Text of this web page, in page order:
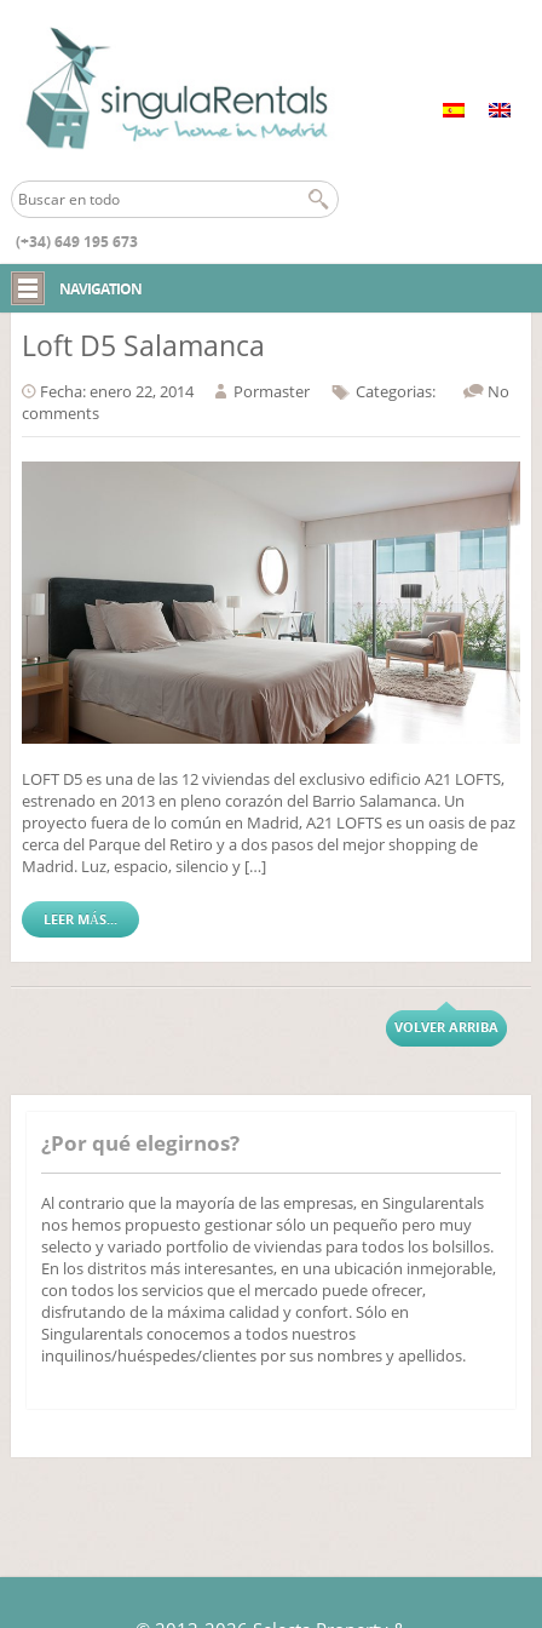
(+34) 649 195 673
NAVIGATION
Loft D5 Salamanca
Fecha: enero 22, 2014 Pormaster Categorias:
No
comments
LOFT D5 es una de las 12 viviendas del exclusivo edificio A21 LOFTS,
estrenado en 2013 en pleno corazón del Barrio Salamanca. Un
proyecto fuera de lo común en Madrid, A21 LOFTS es un oasis de paz
cerca del Parque del Retiro y a dos pasos del mejor shopping de
Madrid. Luz, espacio, silencio y […]
LEER MÁS...
VOLVER ARRIBA
¿Por qué elegirnos?
Al contrario que la mayoría de las empresas, en Singularentals
nos hemos propuesto gestionar sólo un pequeño pero muy
selecto y variado portfolio de viviendas para todos los bolsillos.
En los distritos más interesantes, en una ubicación inmejorable,
con todos los servicios que el mercado puede ofrecer,
disfrutando de la máxima calidad y confort. Sólo en
Singularentals conocemos a todos nuestros
inquilinos/huéspedes/clientes por sus nombres y apellidos.